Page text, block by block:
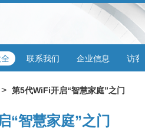
联系我们 企业信息 访客
> 第5代WiFi开启“智慧家庭”之门
“智慧家庭”之门